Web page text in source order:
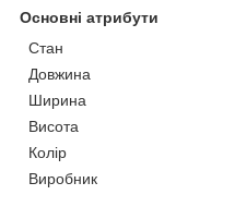
Основні атрибути
Стан
Довжина
Ширина
Висота
Колір
Виробник